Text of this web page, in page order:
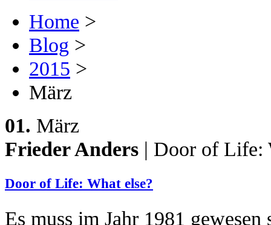
Home >
Blog >
2015 >
März
01. März
Frieder Anders | Door of Life:
Door of Life: What else?
Es muss im Jahr 1981